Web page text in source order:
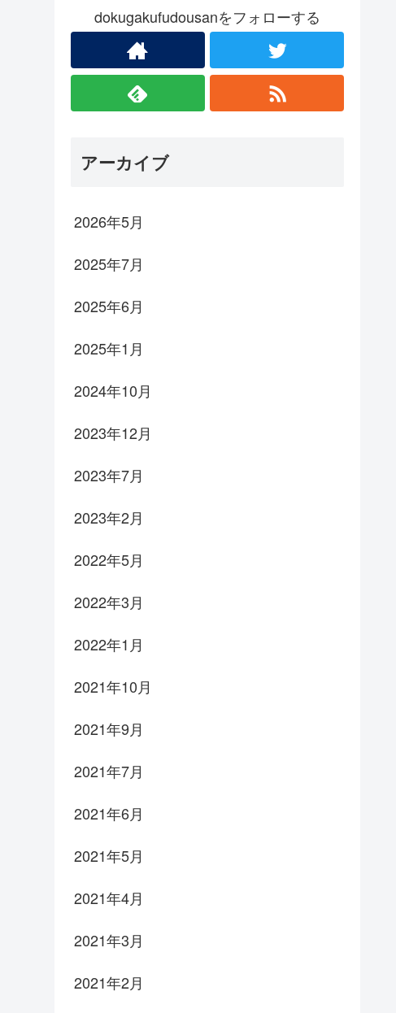
dokugakufudousanをフォローする
アーカイブ
2026年5月
2025年7月
2025年6月
2025年1月
2024年10月
2023年12月
2023年7月
2023年2月
2022年5月
2022年3月
2022年1月
2021年10月
2021年9月
2021年7月
2021年6月
2021年5月
2021年4月
2021年3月
2021年2月